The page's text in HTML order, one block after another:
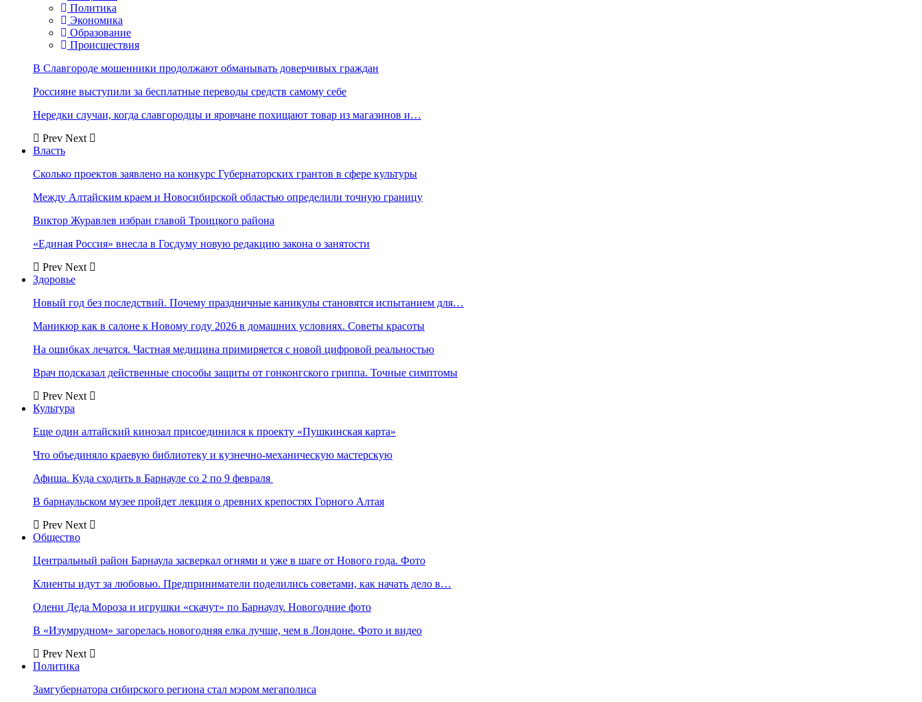
Политика
Экономика
Образование
Происшествия
В Славгороде мошенники продолжают обманывать доверчивых граждан
Россияне выступили за бесплатные переводы средств самому себе
Нередки случаи, когда славгородцы и яровчане похищают товар из магазинов и…
Prev Next
Власть
Сколько проектов заявлено на конкурс Губернаторских грантов в сфере культуры
Между Алтайским краем и Новосибирской областью определили точную границу
Виктор Журавлев избран главой Троицкого района
«Единая Россия» внесла в Госдуму новую редакцию закона о занятости
Prev Next
Здоровье
Новый год без последствий. Почему праздничные каникулы становятся испытанием для…
Маникюр как в салоне к Новому году 2026 в домашних условиях. Советы красоты
На ошибках лечатся. Частная медицина примиряется с новой цифровой реальностью
Врач подсказал действенные способы защиты от гонконгского гриппа. Точные симптомы
Prev Next
Культура
Еще один алтайский кинозал присоединился к проекту «Пушкинская карта»
Что объединяло краевую библиотеку и кузнечно-механическую мастерскую
Афиша. Куда сходить в Барнауле со 2 по 9 февраля
В барнаульском музее пройдет лекция о древних крепостях Горного Алтая
Prev Next
Общество
Центральный район Барнаула засверкал огнями и уже в шаге от Нового года. Фото
Клиенты идут за любовью. Предприниматели поделились советами, как начать дело в…
Олени Деда Мороза и игрушки «скачут» по Барнаулу. Новогодние фото
В «Изумрудном» загорелась новогодняя елка лучше, чем в Лондоне. Фото и видео
Prev Next
Политика
Замгубернатора сибирского региона стал мэром мегаполиса